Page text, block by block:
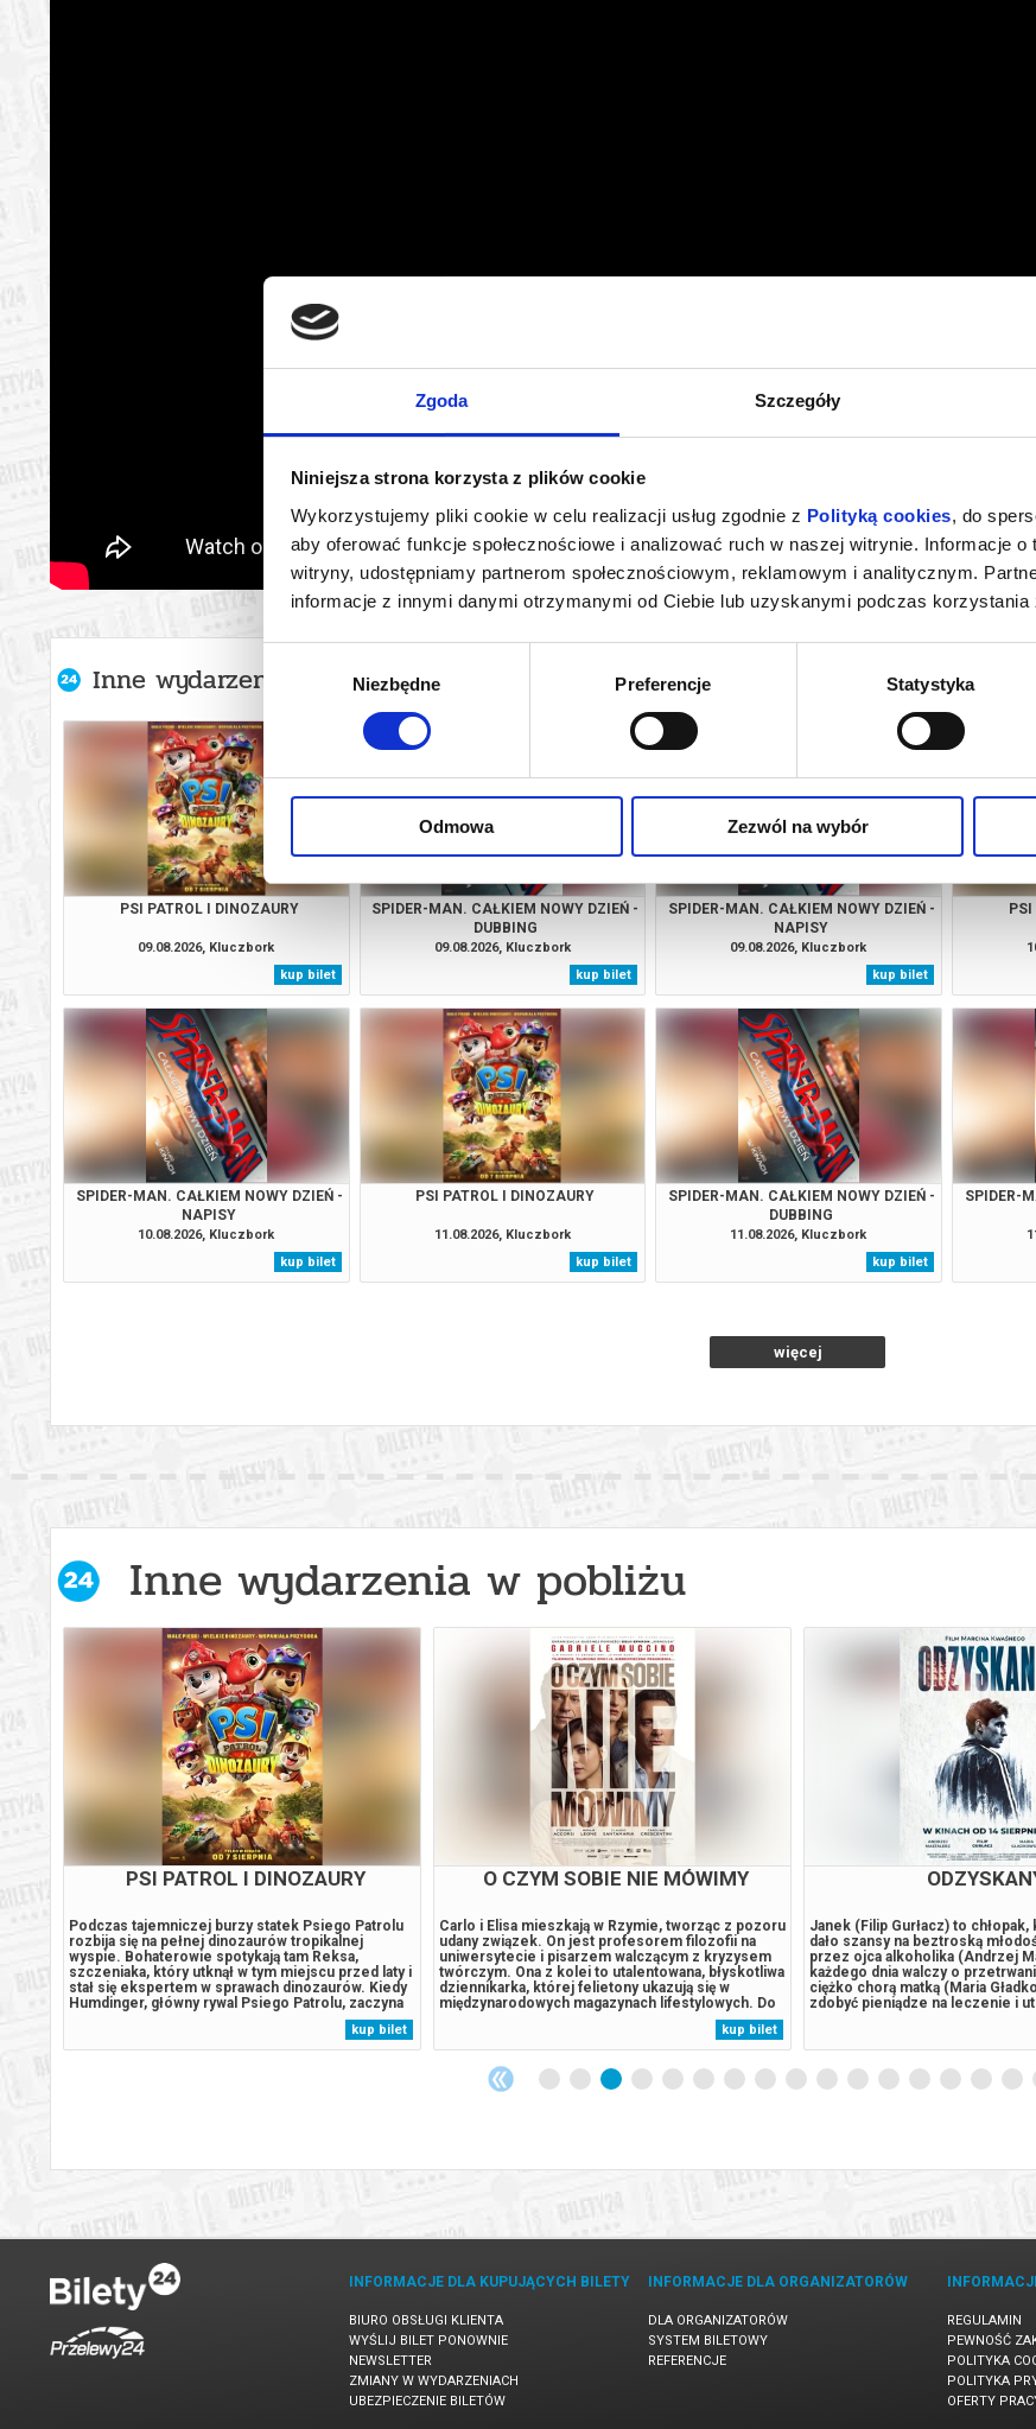
Zgoda Szczegóły
Niniejsza strona korzysta z plików cookie
Wykorzystujemy pliki cookie w celu realizacji usług zgodnie z Polityką cookies, do
aby oferować funkcje społecznościowe i analizować ruch w naszej witrynie. Informacje
witryny, udostępniamy partnerom społecznościowym, reklamowym i analitycznym.
informacje z innymi danymi otrzymanymi od Ciebie lub uzyskanymi podczas korzystania
zgody
Niezbędne Preferencje Statystyka
Odmowa Zezwól na wybór
Inne wydarzenia organizatora
PSI PATROL I DINOZAURY
09.08.2026, Kluczbork
kup bilet
SPIDER-MAN. CAŁKIEM NOWY DZIEŃ -
DUBBING
09.08.2026, Kluczbork
kup bilet
SPIDER-MAN. CAŁKIEM NOWY DZIEŃ -
NAPISY
09.08.2026, Kluczbork
kup bilet
SPIDER-MAN. CAŁKIEM NOWY DZIEŃ -
NAPISY
10.08.2026, Kluczbork
kup bilet
PSI PATROL I DINOZAURY
11.08.2026, Kluczbork
kup bilet
SPIDER-MAN. CAŁKIEM NOWY DZIEŃ -
DUBBING
11.08.2026, Kluczbork
kup bilet
SPIDER-
więcej
Inne wydarzenia w pobliżu
i
PSI PATROL I DINOZAURY
Podczas tajemniczej burzy statek Psiego Patrolu
rozbija się na pełnej dinozaurów tropikalnej
wyspie. Bohaterowie spotykają tam Reksa,
szczeniaka, który utknął w tym miejscu przed laty i
stał się ekspertem w sprawach dinozaurów. Kiedy
Humdinger, główny rywal Psiego Patrolu, zaczyna
lekkomyślnie eksploatować zasoby naturalne
wyspy, doprowadza do wybuchu ogromnego,
uśpionego od lat wulkanu. Psi Patrol...
kup bilet
O CZYM SOBIE NIE MÓWIMY
Carlo i Elisa mieszkają w Rzymie, tworząc z pozoru
udany związek. On jest profesorem filozofii na
uniwersytecie i pisarzem walczącym z kryzysem
twórczym. Ona z kolei to utalentowana, błyskotliwa
dziennikarka, której felietony ukazują się w
międzynarodowych magazynach lifestylowych. Do
ich trwającego od dwóch dekad związku wkrada się
coraz więcej rutyny oraz dystansu. Aby odzyskać
dawną energię, decydują...
kup bilet
Janek (Filip Gurłacz) to
dało szansy na beztroską
przez ojca alkoholika (Andrzej
każdego dnia walczy o
ciężko chorą matką (Maria
zdobyć pieniądze na leczenie i
podejmuje coraz bardziej
wpadając w spiralę problemów,
trudniej się wydostać. Gdy nad
INFORMACJE DLA KUPUJĄCYCH BILETY
BIURO OBSŁUGI KLIENTA
WYŚLIJ BILET PONOWNIE
NEWSLETTER
ZMIANY W WYDARZENIACH
UBEZPIECZENIE BILETÓW
INFORMACJE DLA ORGANIZATORÓW
DLA ORGANIZATORÓW
SYSTEM BILETOWY
REFERENCJE
REGULAMIN
PEWNOŚĆ
POLITYKA
POLITYKA
OFERTY